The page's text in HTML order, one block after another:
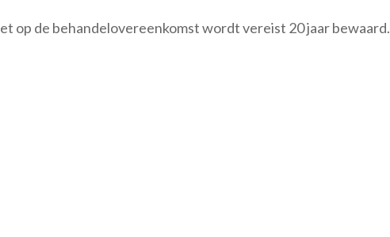
op de behandelovereenkomst wordt vereist 20 jaar bewaard.